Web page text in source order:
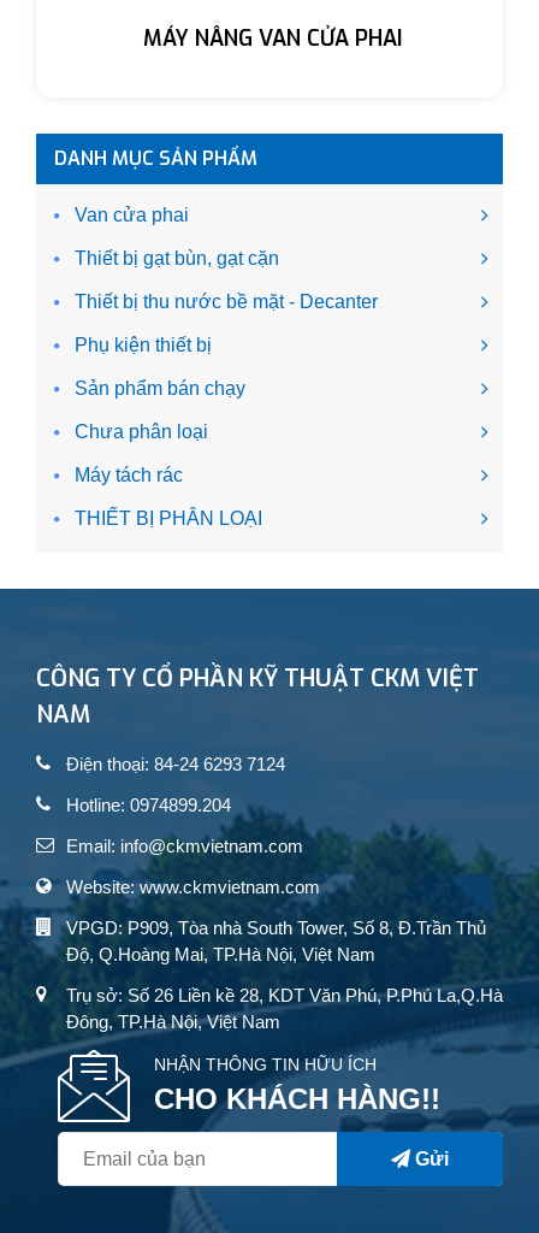
MÁY NÂNG VAN CỬA PHAI
DANH MỤC SẢN PHẨM
Van cửa phai
Thiết bị gạt bùn, gạt cặn
Thiết bị thu nước bề mặt - Decanter
Phụ kiện thiết bị
Sản phẩm bán chạy
Chưa phân loại
Máy tách rác
THIẾT BỊ PHÂN LOẠI
CÔNG TY CỔ PHẦN KỸ THUẬT CKM VIỆT
NAM
Điện thoại: 84-24 6293 7124
Hotline: 0974899.204
Email: info@ckmvietnam.com
Website: www.ckmvietnam.com
VPGD: P909, Tòa nhà South Tower, Số 8, Đ.Trần Thủ
Độ, Q.Hoàng Mai, TP.Hà Nội, Việt Nam
Trụ sở: Số 26 Liền kề 28, KDT Văn Phú, P.Phú La,Q.Hà
Đông, TP.Hà Nội, Việt Nam
NHẬN THÔNG TIN HỮU ÍCH
CHO KHÁCH HÀNG!!
Gửi